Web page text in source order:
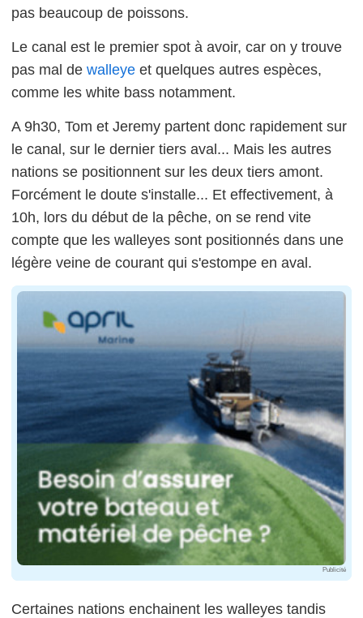
pas beaucoup de poissons.
Le canal est le premier spot à avoir, car on y trouve
pas mal de walleye et quelques autres espèces,
comme les white bass notamment.
A 9h30, Tom et Jeremy partent donc rapidement sur
le canal, sur le dernier tiers aval... Mais les autres
nations se positionnent sur les deux tiers amont.
Forcément le doute s'installe... Et effectivement, à
10h, lors du début de la pêche, on se rend vite
compte que les walleyes sont positionnés dans une
légère veine de courant qui s'estompe en aval.
Publicité
Certaines nations enchainent les walleyes tandis